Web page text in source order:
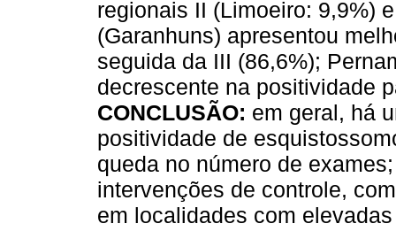
regionais II (Limoeiro: 9,9%)
(Garanhuns) apresentou
seguida da III (86,6%);
decrescente na positividade
CONCLUSÃO: em geral, há
positividade de
queda no número de
intervenções de controle,
em localidades com